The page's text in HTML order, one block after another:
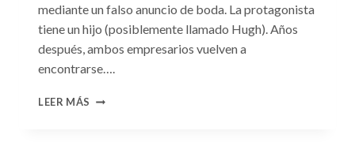
mediante un falso anuncio de boda. La protagonista
tiene un hijo (posiblemente llamado Hugh). Años
después, ambos empresarios vuelven a
encontrarse….
LEER MÁS CONSULTA